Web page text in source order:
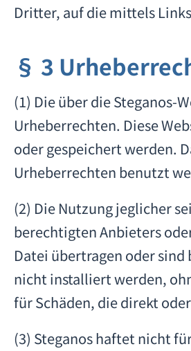
Dritter, auf die mittels
§ 3
(1) Die über die
Urheberrechten. Diese
oder gespeichert werden.
Urheberrechten benutzt
(2) Die Nutzung jeglicher
berechtigten Anbieters
Datei übertragen oder
nicht installiert werden,
für Schäden, die direkt
(3) Steganos haftet nicht